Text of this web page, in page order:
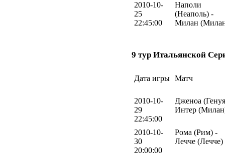
2010-10-
25
22:45:00
Наполи
(Неаполь) -
Милан
9 тур Итальянской
Дата игры Матч
2010-10-
29
22:45:00
Дженоа
Интер
2010-10-
30
20:00:00
Рома (Рим) -
Лечче (Лечче)